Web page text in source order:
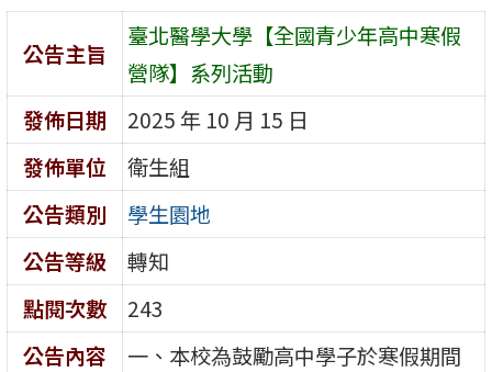
公告主旨
臺北醫學大學【全國青少年高中寒假
營隊】系列活動
發佈日期
2025 年 10 月 15 日
發佈單位
衛生組
公告類別
學生園地
公告等級
轉知
點閱次數
243
公告內容
一、本校為鼓勵高中學子於寒假期間